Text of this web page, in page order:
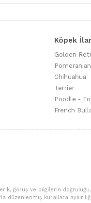
Köpek
Golden
Pomeranian
Chihuahua
Terrier
Poodle -
French
görüş ve bilgilerin
düzenlenmiş kurallara